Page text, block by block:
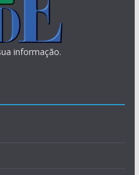
informação.